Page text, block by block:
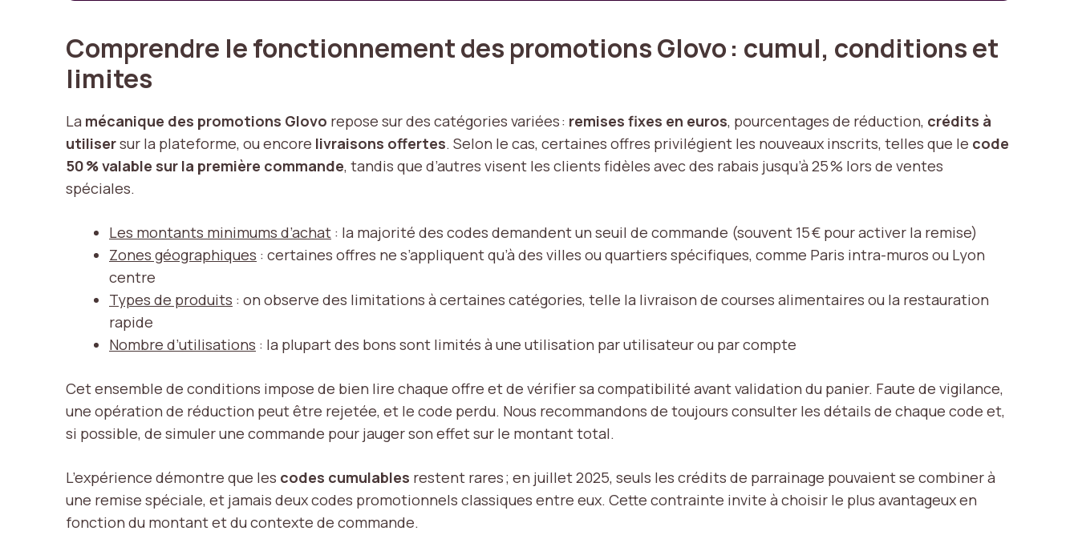
Comprendre le fonctionnement des promotions Glovo : cumul, conditions et
limites
La mécanique des promotions Glovo repose sur des catégories variées : remises fixes en euros, pourcentages de réduction, crédits à
utilisersur la plateforme, ou encore livraisons offertes. Selon le cas, certaines offres privilégient les nouveaux inscrits, telles que le code
50 % valable sur la première commande, tandis que d’autres visent les clients fidèles avec des rabais jusqu’à 25 % lors de ventes
spéciales.
Les montants minimums d’achat : la majorité des codes demandent un seuil de commande (souvent 15 € pour activer la remise)
Zones géographiques : certaines offres ne s’appliquent qu’à des villes ou quartiers spécifiques, comme Paris intra-muros ou Lyon
centre
Types de produits : on observe des limitations à certaines catégories, telle la livraison de courses alimentaires ou la restauration
rapide
Nombre d’utilisations : la plupart des bons sont limités à une utilisation par utilisateur ou par compte
Cet ensemble de conditions impose de bien lire chaque offre et de vérifier sa compatibilité avant validation du panier. Faute de vigilance,
une opération de réduction peut être rejetée, et le code perdu. Nous recommandons de toujours consulter les détails de chaque code et,
si possible, de simuler une commande pour jauger son effet sur le montant total.
L’expérience démontre que les codes cumulables restent rares ; en juillet 2025, seuls les crédits de parrainage pouvaient se combiner à
une remise spéciale, et jamais deux codes promotionnels classiques entre eux. Cette contrainte invite à choisir le plus avantageux en
fonction du montant et du contexte de commande.